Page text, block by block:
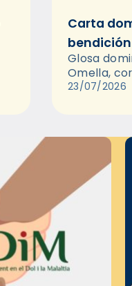
Carta
Glosa
Omella,
23/07/2026